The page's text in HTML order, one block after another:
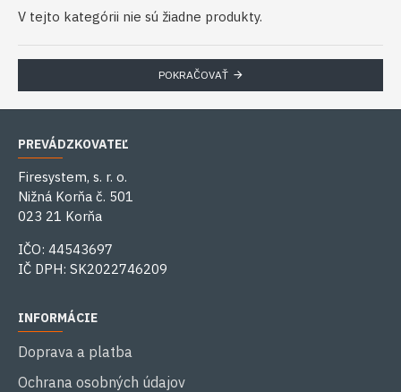
V tejto kategórii nie sú žiadne produkty.
POKRAČOVAŤ
PREVÁDZKOVATEĽ
Firesystem, s. r. o.
Nižná Korňa č. 501
023 21 Korňa
IČO: 44543697
IČ DPH: SK2022746209
INFORMÁCIE
Doprava a platba
Ochrana osobných údajov